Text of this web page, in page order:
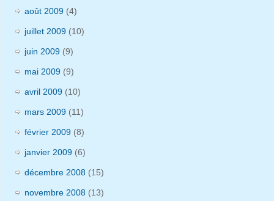
août 2009 (4)
juillet 2009 (10)
juin 2009 (9)
mai 2009 (9)
avril 2009 (10)
mars 2009 (11)
février 2009 (8)
janvier 2009 (6)
décembre 2008 (15)
novembre 2008 (13)